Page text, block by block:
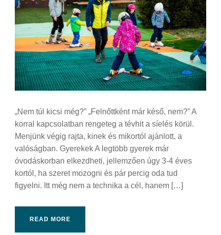
„Nem túl kicsi még?” „Felnőttként már késő, nem?” A
korral kapcsolatban rengeteg a tévhit a síelés körül.
Menjünk végig rajta, kinek és mikortól ajánlott, a
valóságban. Gyerekek A legtöbb gyerek már
óvodáskorban elkezdheti, jellemzően úgy 3-4 éves
kortól, ha szeret mozogni és pár percig oda tud
figyelni. Itt még nem a technika a cél, hanem […]
READ MORE